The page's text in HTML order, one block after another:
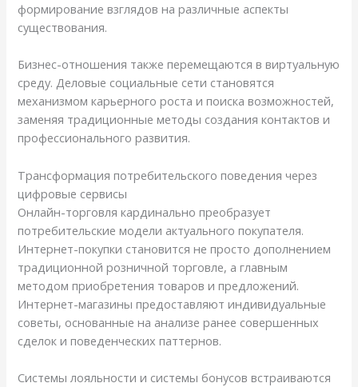
формирование взглядов на различные аспекты
существования.
Бизнес-отношения также перемещаются в виртуальную
среду. Деловые социальные сети становятся
механизмом карьерного роста и поиска возможностей,
заменяя традиционные методы создания контактов и
профессионального развития.
Трансформация потребительского поведения через
цифровые сервисы
Онлайн-торговля кардинально преобразует
потребительские модели актуального покупателя.
Интернет-покупки становится не просто дополнением
традиционной розничной торговле, а главным
методом приобретения товаров и предложений.
Интернет-магазины предоставляют индивидуальные
советы, основанные на анализе ранее совершенных
сделок и поведенческих паттернов.
Системы лояльности и системы бонусов встраиваются